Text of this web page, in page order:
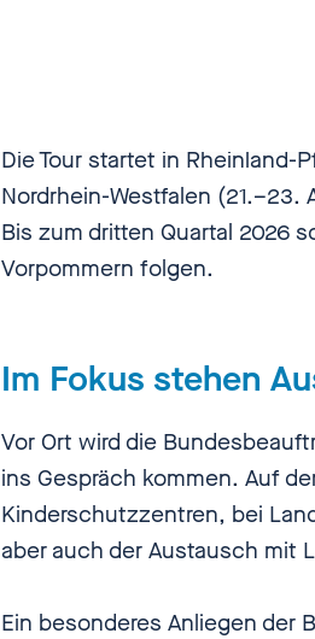
Die Tour startet in Rheinland-
Nordrhein-Westfalen (21.–23.
Bis zum dritten Quartal 2026
Vorpommern folgen.
Im Fokus stehen
Vor Ort wird die
ins Gespräch kommen. Auf
Kinderschutzzentren, bei
aber auch der Austausch mit
Ein besonderes Anliegen der